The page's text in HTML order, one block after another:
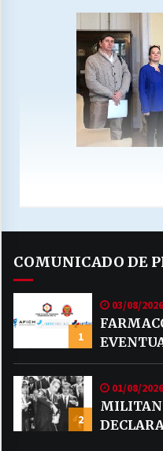
COMUNICADO DE
1
03/08/2026
LIBRE
2
01/08/2026